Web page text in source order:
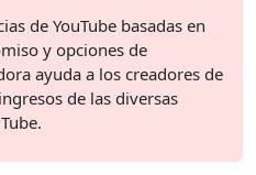
de YouTube basadas en
y opciones de
ayuda a los creadores de
de las diversas